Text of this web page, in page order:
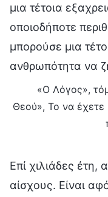
μια τέτοια
οποιοδήποτε
μπορούσε μια
ανθρωπότητα να
«Ο Λόγος»,
Θεού», Το να έχετε
Επί χιλιάδες έτη,
αίσχους. Είναι